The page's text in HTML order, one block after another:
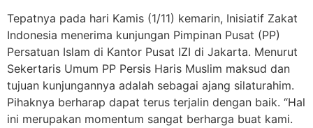
Tepatnya pada hari Kamis (1/11) kemarin, Inisiatif Zakat
Indonesia menerima kunjungan Pimpinan Pusat (PP)
Persatuan Islam di Kantor Pusat IZI di Jakarta. Menurut
Sekertaris Umum PP Persis Haris Muslim maksud dan
tujuan kunjungannya adalah sebagai ajang silaturahim.
Pihaknya berharap dapat terus terjalin dengan baik. “Hal
ini merupakan momentum sangat berharga buat kami.